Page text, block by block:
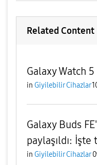
Related Content
Galaxy Watch
in Giyilebilir Cihazlar
Galaxy Buds
paylaşıldı: İşte
in Giyilebilir Cihazlar